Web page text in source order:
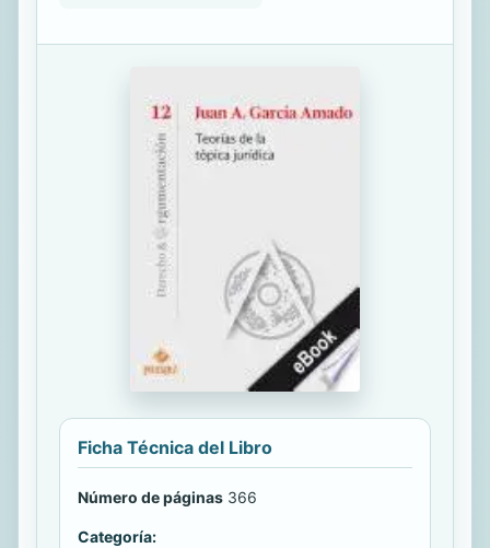
Ficha Técnica del Libro
Número de páginas 366
Categoría: